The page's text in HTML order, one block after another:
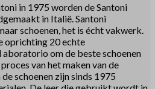
in 1975 worden de Santoni
in Italië. Santoni
schoenen, het is écht vakwerk.
oprichting 20 echte
om de beste schoenen
van het maken van de
schoenen zijn sinds 1975